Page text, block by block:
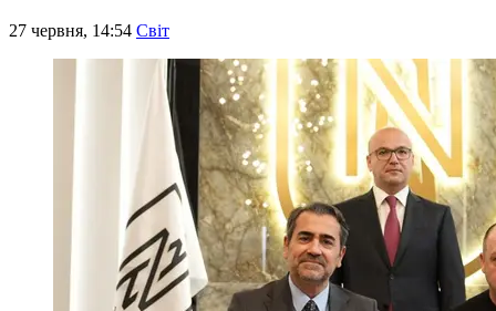
27 червня, 14:54 Світ